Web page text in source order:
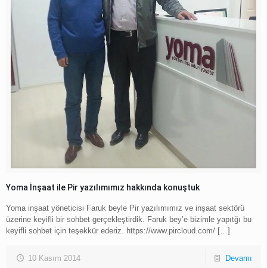
Yoma İnşaat ile Pir yazılımımız hakkında konuştuk
Yoma inşaat yöneticisi Faruk beyle Pir yazılımımız ve inşaat sektörü
üzerine keyifli bir sohbet gerçekleştirdik. Faruk bey’e bizimle yapıtğı bu
keyifli sohbet için teşekkür ederiz. https://www.pircloud.com/ […]
10 Kasım 2014 Devamı